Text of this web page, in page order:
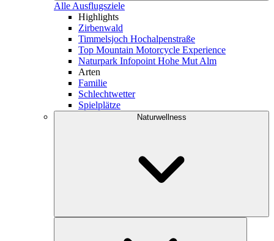
Alle Ausflugsziele
Highlights
Zirbenwald
Timmelsjoch Hochalpenstraße
Top Mountain Motorcycle Experience
Naturpark Infopoint Hohe Mut Alm
Arten
Familie
Schlechtwetter
Spielplätze
Naturwellness